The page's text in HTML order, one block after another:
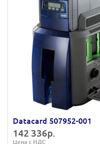
Datacard 507952-001
142 336р.
Цена с НДС